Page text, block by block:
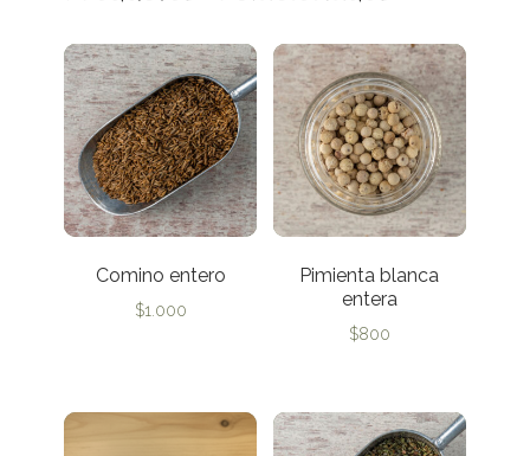
Comino entero
$1.000
Pimienta blanca
entera
$800